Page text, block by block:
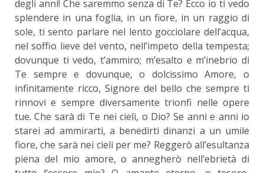
degli anni! Che saremmo senza di Te? Ecco io ti vedo
splendere in una foglia, in un fiore, in un raggio di
sole, ti sento parlare nel lento gocciolare dell’acqua,
nel soffio lieve del vento, nell’impeto della tempesta;
dovunque ti vedo, t’ammiro; m’esalto e m’inebrio di
Te sempre e dovunque, o dolcissimo Amore, o
infinitamente ricco, Signore del bello che sempre ti
rinnovi e sempre diversamente trionfi nelle opere
tue. Che sarà di Te nei cieli, o Dio? Se anni e anni io
starei ad ammirarti, a benedirti dinanzi a un umile
fiore, che sarà nei cieli per me? Reggerò all’esultanza
piena del mio amore, o annegherò nell’ebrietà di